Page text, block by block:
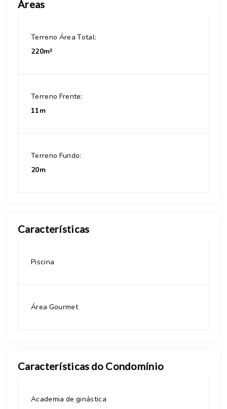
Áreas
Terreno Área Total:
220m²
Terreno Frente:
11m
Terreno Fundo:
20m
Características
Piscina
Área Gourmet
Características do Condomínio
Academia de ginástica